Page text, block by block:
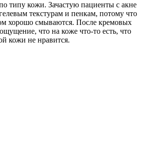
типу кожи. Зачастую пациенты с акне
текстурам и пенкам, потому что
хорошо смываются. После кремовых
ощущение, что на коже что-то есть, что
кожи не нравится.